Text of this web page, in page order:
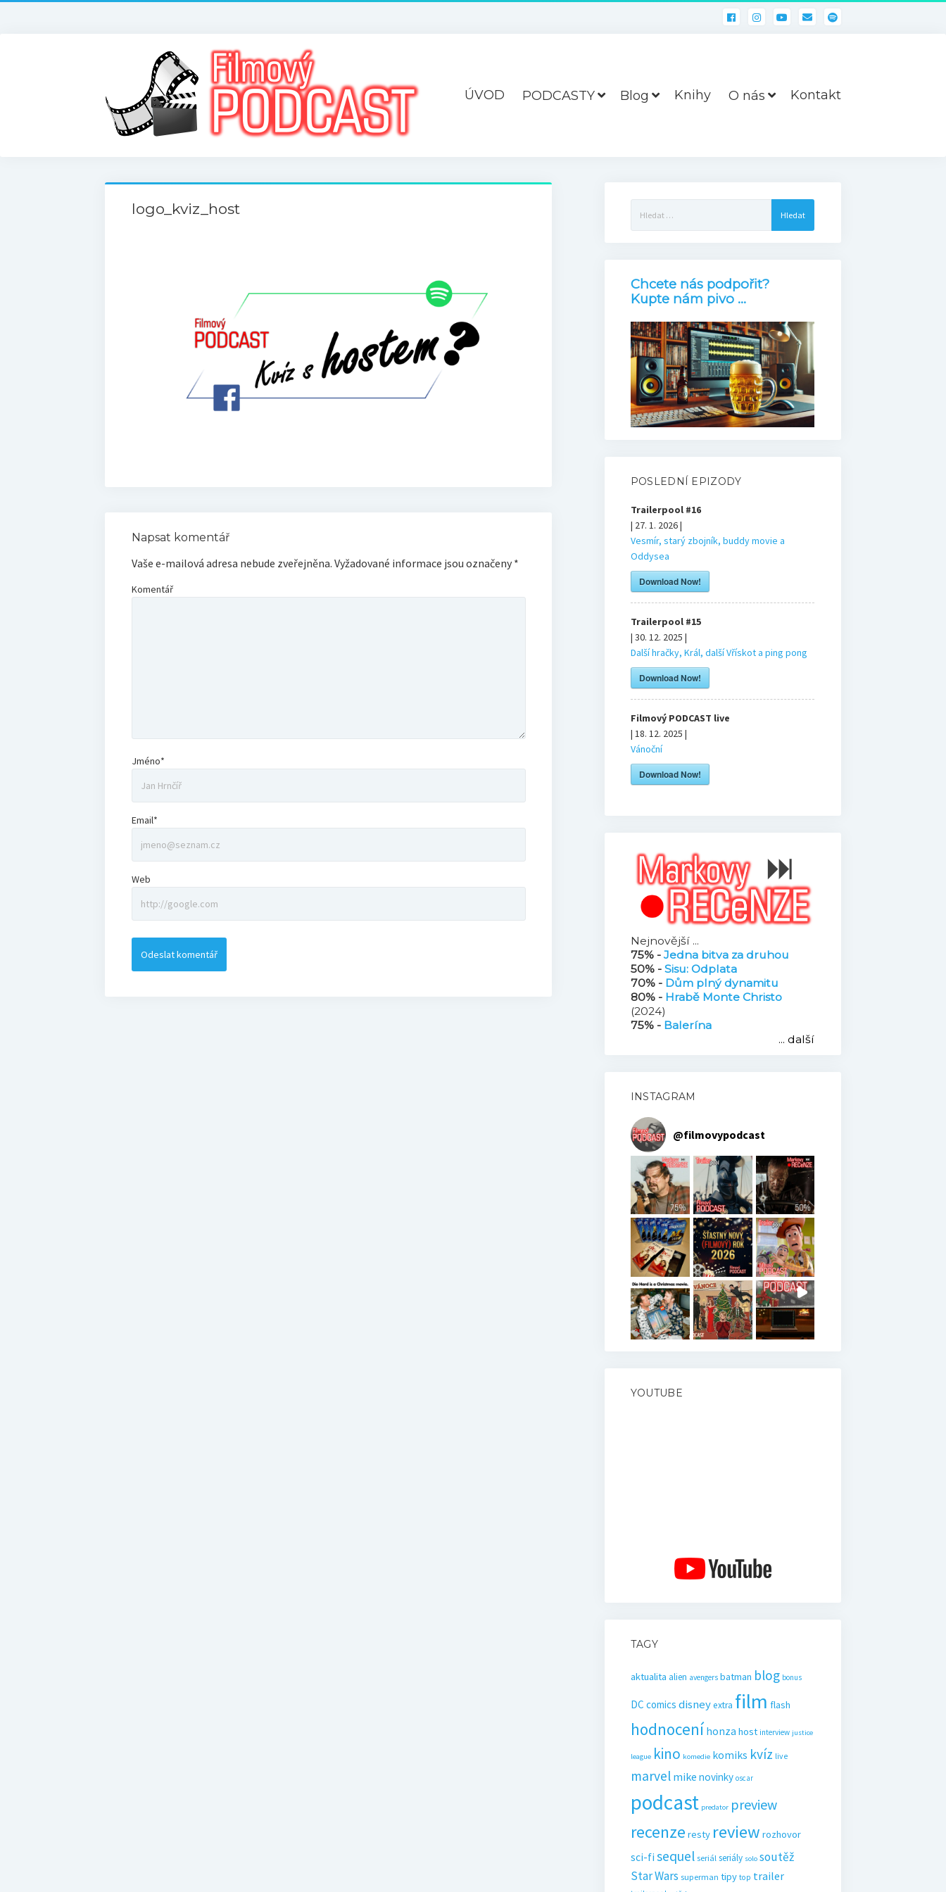
ÚVOD PODCASTY Blog Knihy O nás Kontakt
logo_kviz_host
Napsat komentář
Vaše e-mailová adresa nebude zveřejněna. Vyžadované informace jsou označeny *
Komentář
Jméno*
Email*
Web
Chcete nás podpořit?
Kupte nám pivo ...
POSLEDNÍ EPIZODY
Trailerpool #16
| 27. 1. 2026 |
Vesmír, starý zbojník, buddy movie a
Oddysea
Download Now!
Trailerpool #15
| 30. 12. 2025 |
Další hračky, Král, další Vřískot a ping pong
Download Now!
Filmový PODCAST live
| 18. 12. 2025 |
Vánoční
Download Now!
Nejnovější ...
75% -Jedna bitva za druhou
50% - Sisu: Odplata
70% - Dům plný dynamitu
80% - Hrabě Monte Christo
(2024)
75% - Balerína
... další
INSTAGRAM
@filmovypodcast
YOUTUBE
TAGY
aktualita alien avengers batman blog bonus
DC comics disneyextra film flash
hodnocení honza host interview justice
league kino komedie komiks kvíz live
marvel mike novinky oscar
podcast predator preview
recenze resty review rozhovor
sci-fi sequel seriál seriály solo soutěž
Star Wars superman tipy top trailer